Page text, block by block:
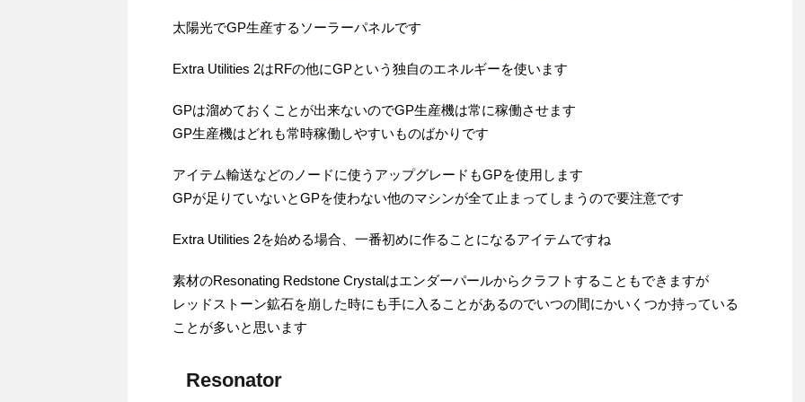
太陽光でGP生産するソーラーパネルです
Extra Utilities 2はRFの他にGPという独自のエネルギーを使います
GPは溜めておくことが出来ないのでGP生産機は常に稼働させます
GP生産機はどれも常時稼働しやすいものばかりです
アイテム輸送などのノードに使うアップグレードもGPを使用します
GPが足りていないとGPを使わない他のマシンが全て止まってしまうので要注意です
Extra Utilities 2を始める場合、一番初めに作ることになるアイテムですね
素材のResonating Redstone Crystalはエンダーパールからクラフトすることもできますが
レッドストーン鉱石を崩した時にも手に入ることがあるのでいつの間にかいくつか持っている
ことが多いと思います
Resonator